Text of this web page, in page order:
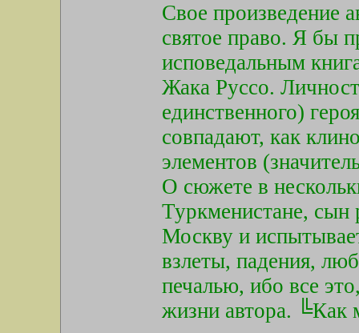
Свое произведение
святое право. Я бы
исповедальным
Жака Руссо.
единственного)
совпадают, как
элементов
О сюжете в
Туркменистане, сын
Москву и
взлеты, падения,
печалью, ибо все
жизни автора. ╚Как